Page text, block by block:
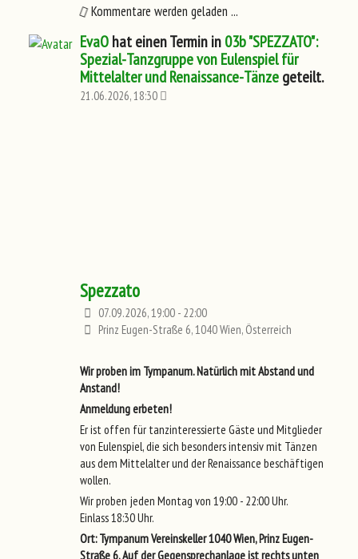
Kommentare werden geladen ...
EvaOhat einen Termin in03b "SPEZZATO":
Spezial-Tanzgruppe von Eulenspiel für
Mittelalter und Renaissance-Tänzegeteilt.
21.06.2026, 18:30
Spezzato
07.09.2026, 19:00 - 22:00
Prinz Eugen-Straße 6, 1040 Wien, Österreich
Wir proben im Tympanum. Natürlich mit Abstand und
Anstand!
Anmeldung erbeten!
Er ist offen für tanzinteressierte Gäste und Mitglieder
von Eulenspiel, die sich besonders intensiv mit Tänzen
aus dem Mittelalter und der Renaissance beschäftigen
wollen.
Wir proben jeden Montag von 19:00 - 22:00 Uhr.
Einlass 18:30 Uhr.
Ort: Tympanum Vereinskeller 1040 Wien, Prinz Eugen-
Straße 6. Auf der Gegensprechanlage ist rechts unten